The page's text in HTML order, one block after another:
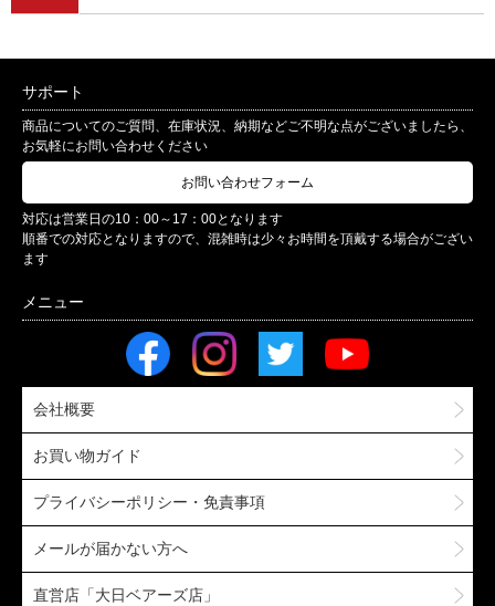
サポート
商品についてのご質問、在庫状況、納期などご不明な点がございましたら、
お気軽にお問い合わせください
お問い合わせフォーム
対応は営業日の10：00～17：00となります
順番での対応となりますので、混雑時は少々お時間を頂戴する場合がござい
ます
会社概要
お買い物ガイド
プライバシーポリシー・免責事項
メールが届かない方へ
直営店「大日ベアーズ店」